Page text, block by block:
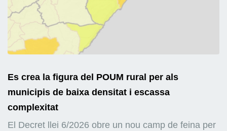
Es crea la figura del POUM rural per als
municipis de baixa densitat i escassa
complexitat
El Decret llei 6/2026 obre un nou camp de feina per